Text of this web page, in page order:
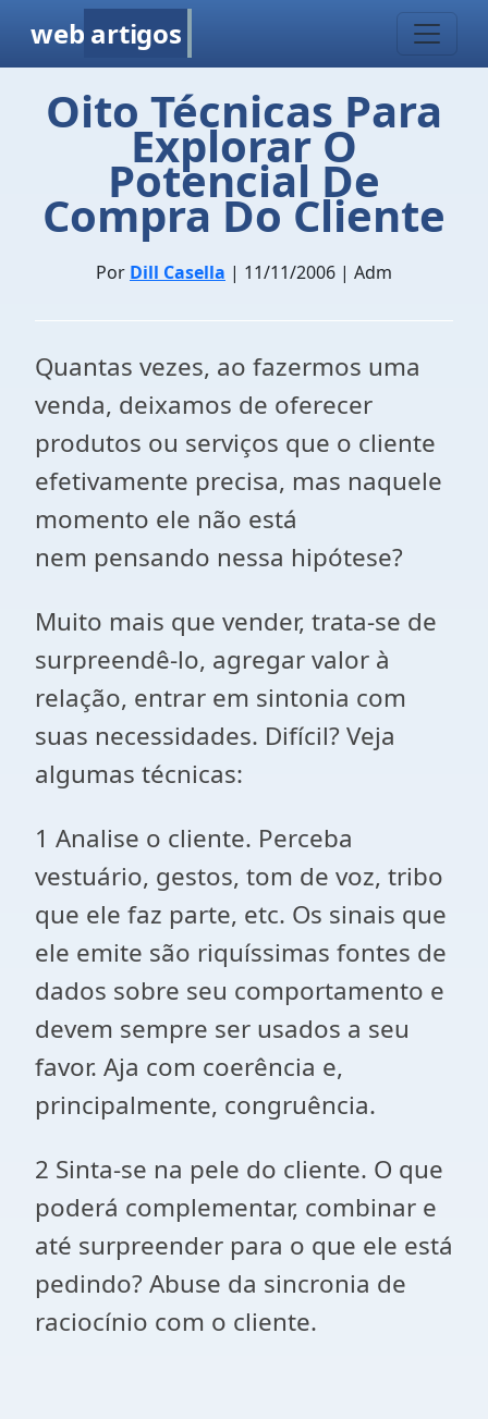
web artigos
Oito Técnicas Para
Explorar O
Potencial De
Compra Do Cliente
Por Dill Casella | 11/11/2006 | Adm
Quantas vezes, ao fazermos uma
venda, deixamos de oferecer
produtos ou serviços que o cliente
efetivamente precisa, mas naquele
momento ele não está
nem pensando nessa hipótese?
Muito mais que vender, trata-se de
surpreendê-lo, agregar valor à
relação, entrar em sintonia com
suas necessidades. Difícil? Veja
algumas técnicas:
1 Analise o cliente. Perceba
vestuário, gestos, tom de voz, tribo
que ele faz parte, etc. Os sinais que
ele emite são riquíssimas fontes de
dados sobre seu comportamento e
devem sempre ser usados a seu
favor. Aja com coerência e,
principalmente, congruência.
2 Sinta-se na pele do cliente. O que
poderá complementar, combinar e
até surpreender para o que ele está
pedindo? Abuse da sincronia de
raciocínio com o cliente.